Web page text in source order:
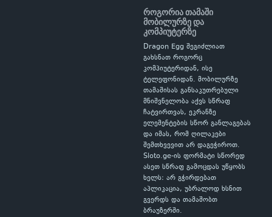
როგორია თამაში
მობილურზე და
კომპიუტერზე
Dragon Egg შეგიძლიათ
გახსნათ როგორც
კომპიუტერიდან, ისე
ტელეფონიდან. მობილურზე
თამაშისას განსაკუთრებული
მნიშვნელობა აქვს სწრაფ
ჩატვირთვას, ეკრანზე
ელემენტების სწორ განლაგებას
და იმას, რომ ღილაკები
შემთხვევით არ დაგეჭიროთ.
Sloto.ge-ის ფორმატი სწორედ
ასეთ სწრაფ გამოცდას უწყობს
ხელს: არ გჭირდებათ
აპლიკაცია, უბრალოდ ხსნით
გვერდს და თამაშობთ
ბრაუზერში.